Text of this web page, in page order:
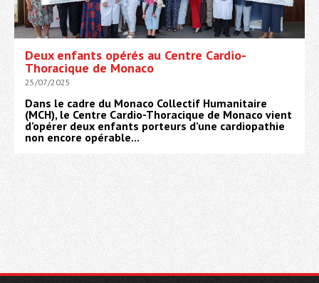
Deux enfants opérés au Centre Cardio-
Thoracique de Monaco
25/07/2025
Dans le cadre du Monaco Collectif Humanitaire
(MCH), le Centre Cardio-Thoracique de Monaco vient
d’opérer deux enfants porteurs d’une cardiopathie
non encore opérable...